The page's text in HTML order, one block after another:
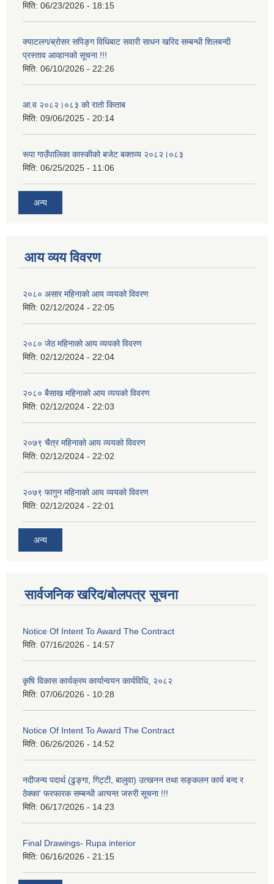
मिति: 06/23/2026 - 18:15
क्याटलग/ब्रोसर सपिङ्ग विधिबाट सवारी साधन खरिद सम्बन्धी शिलबन्दी
प्रस्ताव आव्हानको सूचना !!!
मिति: 06/10/2026 - 22:26
आ.व २०८२।०८३ को रातो किताब
मिति: 09/06/2025 - 20:14
रूपा गाउँपालिका कास्कीको बजेट बक्तव्य २०८२।०८३
मिति: 06/25/2025 - 11:06
अन्य
आय व्यय विवरण
२०८० असार महिनाको आय व्ययको विवरण
मिति: 02/12/2024 - 22:05
२०८० जेठ महिनाको आय व्ययको विवरण
मिति: 02/12/2024 - 22:04
२०८० बैसाख महिनाको आय व्ययको विवरण
मिति: 02/12/2024 - 22:03
२०७९ चैत्र महिनाको आय व्ययको विवरण
मिति: 02/12/2024 - 22:02
२०७९ फागुन महिनाको आय व्ययको विवरण
मिति: 02/12/2024 - 22:01
अन्य
सार्वजनिक खरिद/बोलपत्र सूचना
Notice Of Intent To Award The Contract
मिति: 07/16/2026 - 14:57
कृषि विकास कार्यक्रम कार्यान्वयन कार्यविधि, २०८२
मिति: 07/06/2026 - 10:28
Notice Of Intent To Award The Contract
मिति: 06/26/2026 - 14:52
नदीजन्य पदार्थ (ढुङ्गा, गिट्टी, बालुवा) उत्खनन तथा सङ्कलन कार्य बन्द र
ठेक्का' फरफारक सम्बन्धी अत्यन्त जरुरी सूचना !!!
मिति: 06/17/2026 - 14:23
Final Drawings- Rupa interior
मिति: 06/16/2026 - 21:15